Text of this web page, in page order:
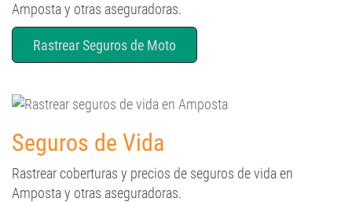
Amposta y otras aseguradoras.
Rastrear Seguros de Moto
Seguros de Vida
Rastrear coberturas y precios de seguros de vida en
Amposta y otras aseguradoras.